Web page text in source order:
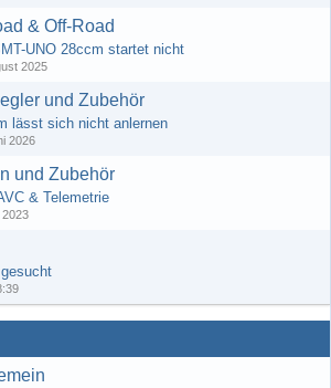
& Off-Road
UNO 28ccm startet nicht
2025
und Zubehör
lässt sich nicht anlernen
2026
und Zubehör
& Telemetrie
2023